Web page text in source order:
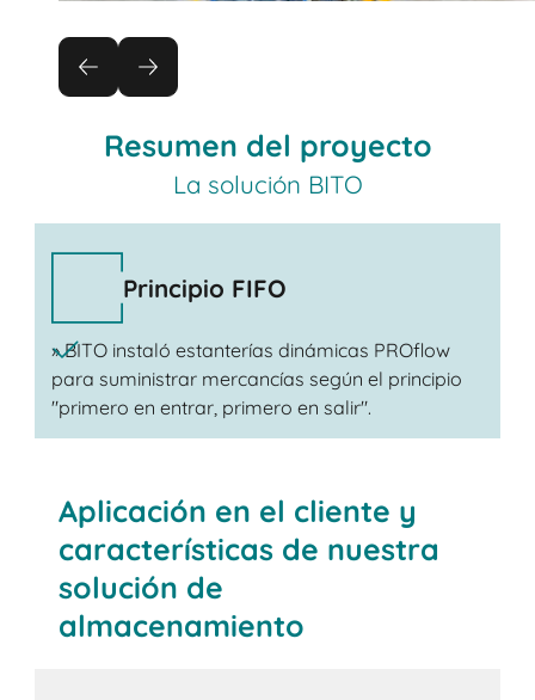
Resumen del proyecto
La solución BITO
Principio FIFO
» BITO instaló estanterías dinámicas PROflow
para suministrar mercancías según el principio
"primero en entrar, primero en salir".
Aplicación en el cliente y
características de nuestra
solución de
almacenamiento